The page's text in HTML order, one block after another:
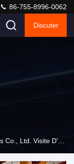
86-755-8996-0062
Discuter